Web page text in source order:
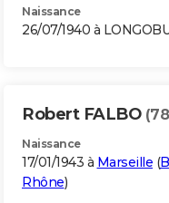
Naissance
26/07/1940 à
Robert FALBO
Naissance
17/01/1943 à Marseille (
Rhône)